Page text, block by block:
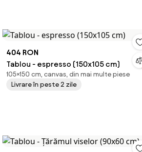
404 RON
Tablou - espresso (150x105 cm)
105×150 cm, canvas, din mai multe piese
Livrare în peste 2 zile